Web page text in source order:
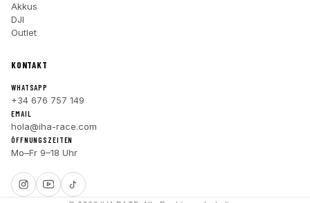
Akkus
DJI
Outlet
KONTAKT
WHATSAPP
+34 676 757 149
EMAIL
hola@iha-race.com
ÖFFNUNGSZEITEN
Mo–Fr 9–18 Uhr